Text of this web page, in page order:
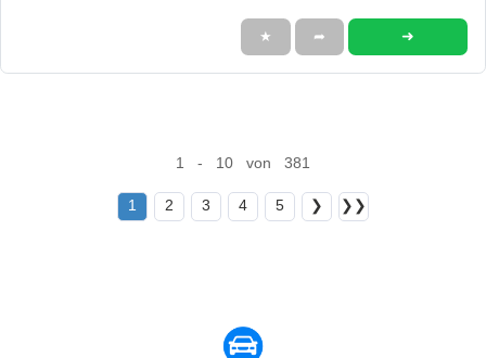
★ ➦ ➜
1 - 10 von 381
1 2 3 4 5 ❯ ❯❯